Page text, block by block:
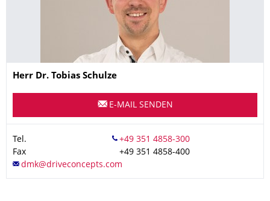
Name
Herr Dr. Tobias Schulze
E-MAIL SENDEN
Tel.
Fax
+49 351 4858-400